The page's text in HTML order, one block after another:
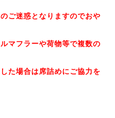
ご迷惑となりますのでおや
マフラーや荷物等で複数の
た場合は席詰めにご協力を